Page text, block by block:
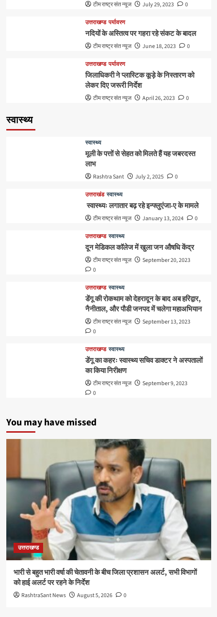
टीम राष्ट्र संत न्यूज July 29, 2023 0
उत्तराखण्ड पर्यावरण
नदियों के अस्तित्व पर गहरा रहे संकट के बादल
टीम राष्ट्र संत न्यूज June 18, 2023 0
उत्तराखण्ड पर्यावरण
जिलाधिकरी ने प्लास्टिक कूड़े के निस्तारण को
लेकर दिए जरूरी निर्देश
टीम राष्ट्र संत न्यूज April 26, 2023 0
स्वास्थ्य
स्वास्थ्य
मूली के पत्तों से सेहत को मिलते हैं यह जबरदस्त
लाभ
Rashtra Sant July 2, 2025 0
उत्तराखंड स्वास्थ्य
स्वास्थ्यः लगातार बढ़ रहे इन्फ्लुएंजा-ए के मामले
टीम राष्ट्र संत न्यूज January 13, 2024 0
उत्तराखण्ड स्वास्थ्य
दून मेडिकल कॉलेज में खुला जन औषधि केंद्र
टीम राष्ट्र संत न्यूज
September 20, 2023
0
उत्तराखण्ड स्वास्थ्य
डेंगू की रोकथाम को देहरादून के बाद अब हरिद्वार,
नैनीताल, और पौडी जनपद में चलेगा महाअभियान
टीम राष्ट्र संत न्यूज
September 13, 2023
0
उत्तराखण्ड स्वास्थ्य
डेंगू का कहरः स्वास्थ्य सचिव डाक्टर ने अस्पतालों
का किया निरीक्षण
टीम राष्ट्र संत न्यूज
September 9, 2023
0
You may have missed
उत्तराखण्ड
भारी से बहुत भारी वर्षा की चेतावनी के बीच जिला प्रशासन अलर्ट, सभी विभागों
को हाई अलर्ट पर रहने के निर्देश
RashtraSant News August 5, 2026 0